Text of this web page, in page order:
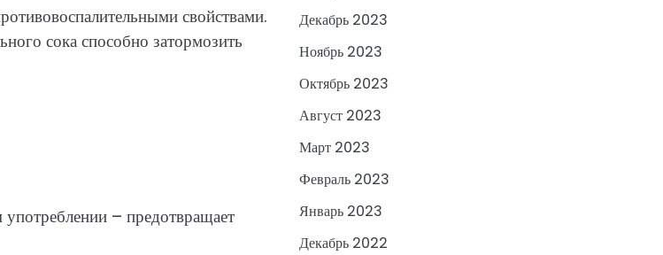
свойствами.
сока способно затормозить
употреблении – предотвращает
Декабрь 2023
Ноябрь 2023
Октябрь 2023
Август 2023
Март 2023
Февраль 2023
Январь 2023
Декабрь 2022